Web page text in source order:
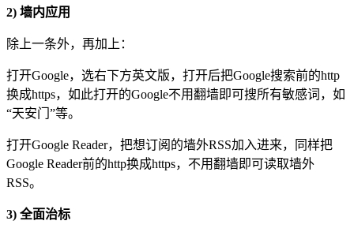
2) 墙内应用
除上一条外，再加上：
打开Google，选右下方英文版，打开后把Google搜索前的http
换成https，如此打开的Google不用翻墙即可搜所有敏感词，如
“天安门”等。
打开Google Reader，把想订阅的墙外RSS加入进来，同样把
Google Reader前的http换成https，不用翻墙即可读取墙外
RSS。
3) 全面治标